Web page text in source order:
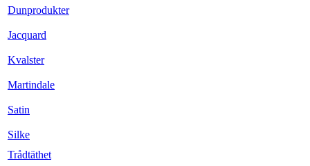
Dunprodukter
Jacquard
Kvalster
Martindale
Satin
Silke
Trådtäthet